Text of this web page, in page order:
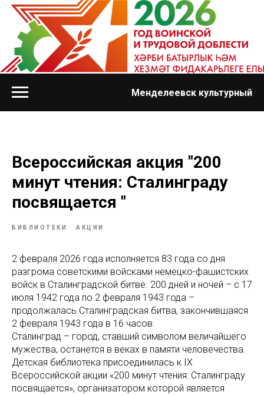
Менделеевск культурный
Всероссийская акция "200
минут чтения: Сталинграду
посвящается "
БИБЛИОТЕКИ АКЦИИ
2 февраля 2026 года исполняется 83 года со дня
разгрома советскими войсками немецко-фашистских
войск в Сталинградской битве. 200 дней и ночей – с 17
июля 1942 года по 2 февраля 1943 года –
продолжалась Сталинградская битва, закончившаяся
2 февраля 1943 года в 16 часов.
Сталинград – город, ставший символом величайшего
мужества, останется в веках в памяти человечества.
Детская библиотека присоединилась к IX
Всероссийской акции «200 минут чтения: Сталинграду
посвящается», организатором которой является